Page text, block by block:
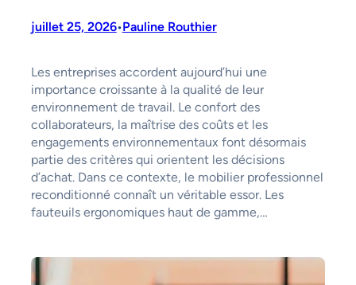
juillet 25, 2026•Pauline Routhier
Les entreprises accordent aujourd’hui une
importance croissante à la qualité de leur
environnement de travail. Le confort des
collaborateurs, la maîtrise des coûts et les
engagements environnementaux font désormais
partie des critères qui orientent les décisions
d’achat. Dans ce contexte, le mobilier professionnel
reconditionné connaît un véritable essor. Les
fauteuils ergonomiques haut de gamme,…